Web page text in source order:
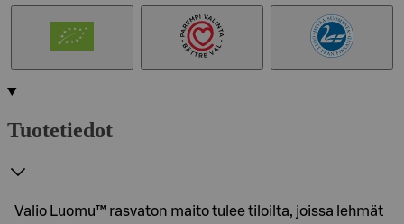
Tuotetiedot
Valio Luomu™ rasvaton maito tulee tiloilta, joissa lehmät